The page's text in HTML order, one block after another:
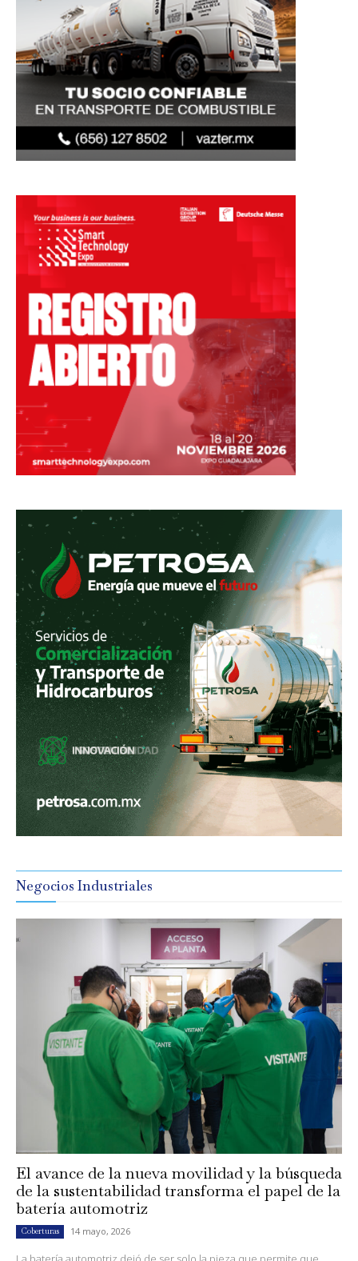
Negocios Industriales
El avance de la nueva movilidad y la búsqueda
de la sustentabilidad transforma el papel de la
batería automotriz
Coberturas 14 mayo, 2026